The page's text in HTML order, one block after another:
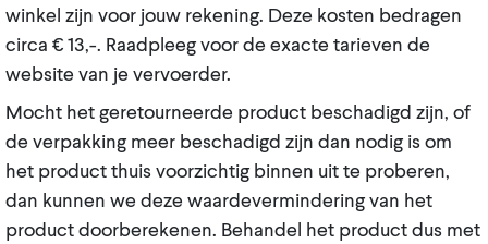
winkel zijn voor jouw rekening. Deze kosten bedragen
circa € 13,-. Raadpleeg voor de exacte tarieven de
website van je vervoerder.
Mocht het geretourneerde product beschadigd zijn, of
de verpakking meer beschadigd zijn dan nodig is om
het product thuis voorzichtig binnen uit te proberen,
dan kunnen we deze waardevermindering van het
product doorberekenen. Behandel het product dus met